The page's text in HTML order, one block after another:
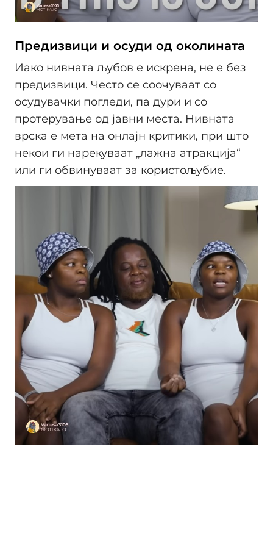
Предизвици и осуди од околината
Иако нивната љубов е искрена, не е без
предизвици. Често се соочуваат со
осудувачки погледи, па дури и со
протерување од јавни места. Нивната
врска е мета на онлајн критики, при што
некои ги нарекуваат „лажна атракција“
или ги обвинуваат за користољубие.